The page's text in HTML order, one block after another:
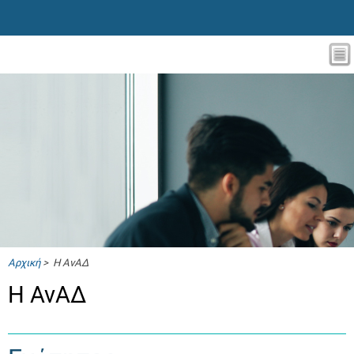
Αρχική> Η ΑνΑΔ
Η ΑνΑΔ